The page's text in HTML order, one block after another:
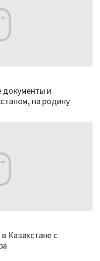
документы и
на родину
Казахстане с